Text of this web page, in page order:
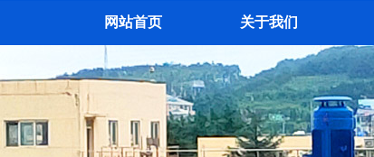
网站首页 关于我们